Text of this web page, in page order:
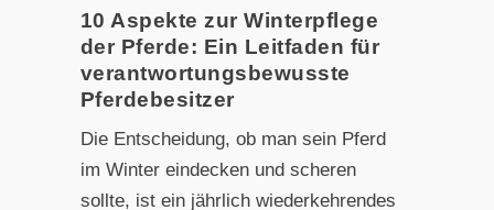
10 Aspekte zur Winterpflege
der Pferde: Ein Leitfaden für
verantwortungsbewusste
Pferdebesitzer
Die Entscheidung, ob man sein Pferd
im Winter eindecken und scheren
sollte, ist ein jährlich wiederkehrendes